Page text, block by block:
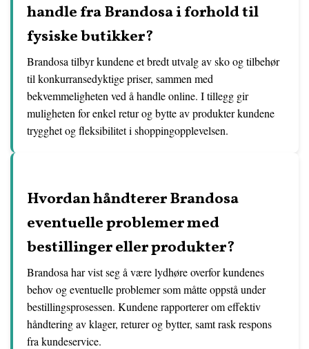
handle fra Brandosa i forhold til
fysiske butikker?
Brandosa tilbyr kundene et bredt utvalg av sko og tilbehør
til konkurransedyktige priser, sammen med
bekvemmeligheten ved å handle online. I tillegg gir
muligheten for enkel retur og bytte av produkter kundene
trygghet og fleksibilitet i shoppingopplevelsen.
Hvordan håndterer Brandosa
eventuelle problemer med
bestillinger eller produkter?
Brandosa har vist seg å være lydhøre overfor kundenes
behov og eventuelle problemer som måtte oppstå under
bestillingsprosessen. Kundene rapporterer om effektiv
håndtering av klager, returer og bytter, samt rask respons
fra kundeservice.